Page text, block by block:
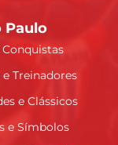
Paulo
e Treinadores
e Clássicos
e Símbolos